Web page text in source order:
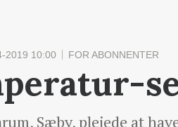
2019 10:00 FOR ABONNENTER
Sæby, plejede at